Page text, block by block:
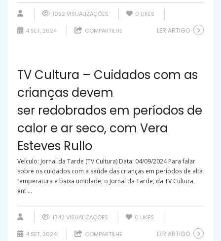
1052 VISUALIZAÇÕES 0 LIKES
4 SET, 2024 COMPARTILHE LER ARTIGO
TV Cultura – Cuidados com as
crianças devem
ser redobrados em períodos de
calor e ar seco, com Vera
Esteves Rullo
Veículo: Jornal da Tarde (TV Cultura) Data: 04/09/2024 Para falar
sobre os cuidados com a saúde das crianças em períodos de alta
temperatura e baixa umidade, o Jornal da Tarde, da TV Cultura,
ent ...
1342 VISUALIZAÇÕES 0 LIKES
4 SET, 2024 COMPARTILHE LER ARTIGO